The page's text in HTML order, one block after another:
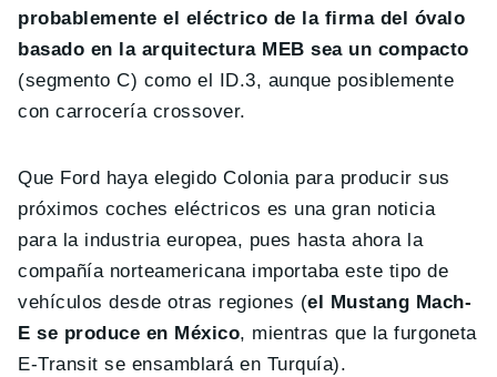
probablemente el eléctrico de la firma del óvalo
basado en la arquitectura MEB sea un compacto
(segmento C) como el ID.3, aunque posiblemente
con carrocería crossover.
Que Ford haya elegido Colonia para producir sus
próximos coches eléctricos es una gran noticia
para la industria europea, pues hasta ahora la
compañía norteamericana importaba este tipo de
vehículos desde otras regiones (el Mustang Mach-
E se produce en México, mientras que la furgoneta
E-Transit se ensamblará en Turquía).